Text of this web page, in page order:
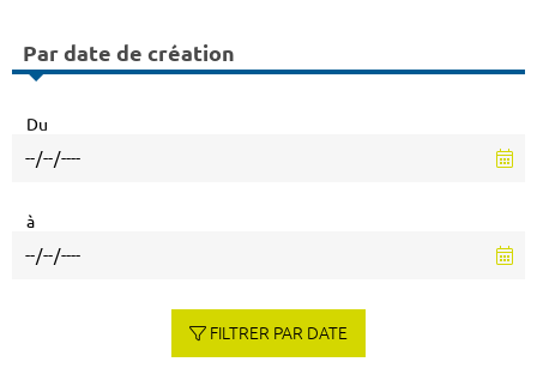
Par date de création
Du
à
FILTRER PAR DATE